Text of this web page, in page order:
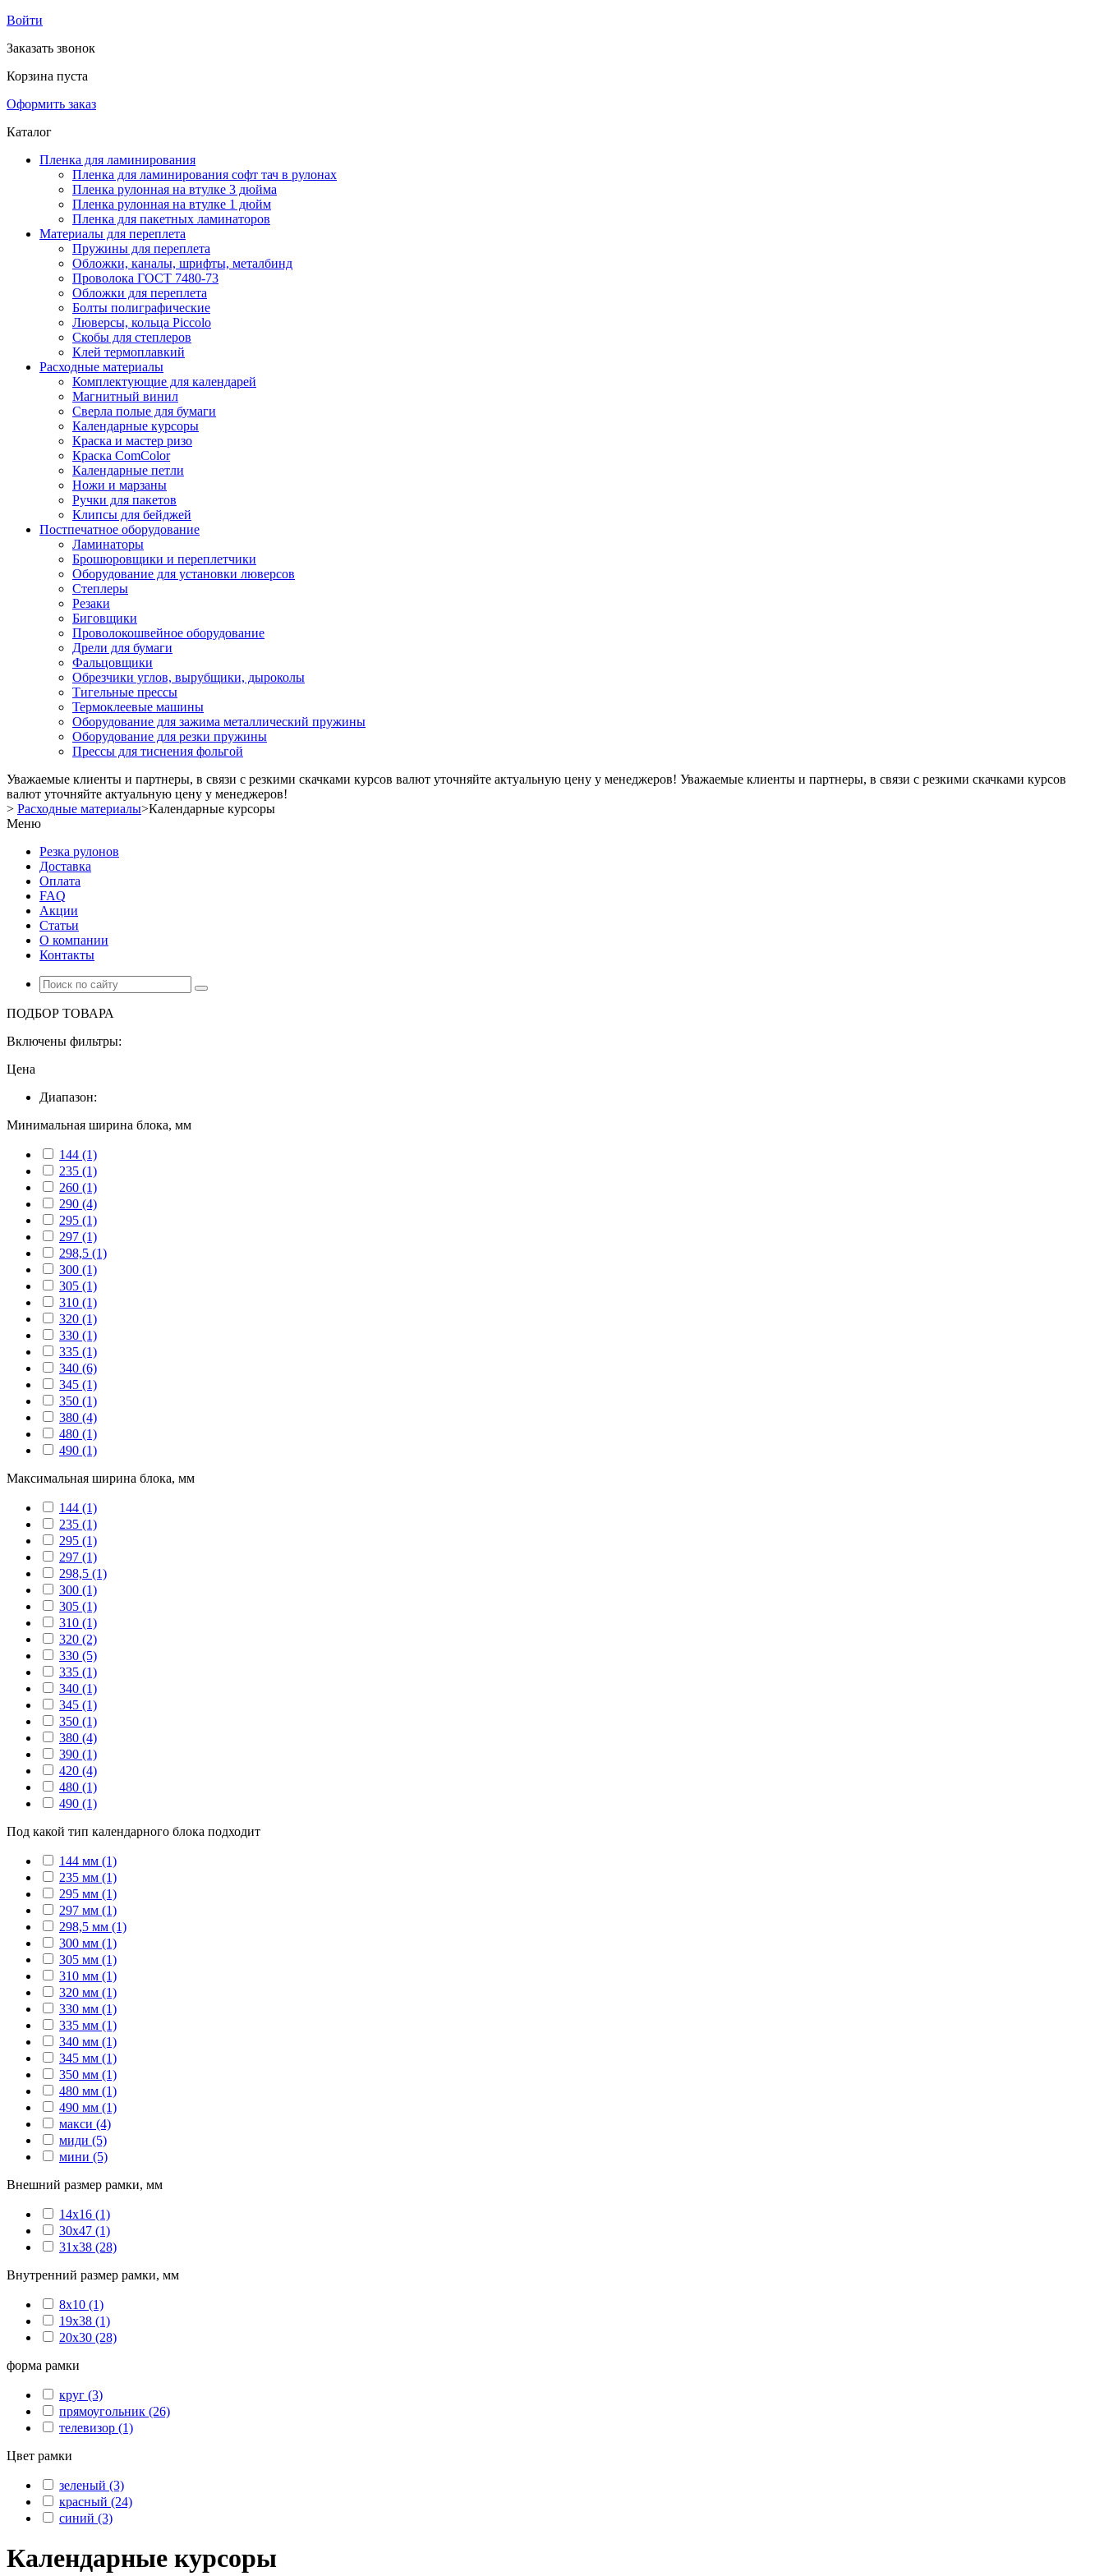
Войти
Заказать звонок
Корзина пуста
Оформить заказ
Каталог
Пленка для ламинирования
Пленка для ламинирования софт тач в рулонах
Пленка рулонная на втулке 3 дюйма
Пленка рулонная на втулке 1 дюйм
Пленка для пакетных ламинаторов
Материалы для переплета
Пружины для переплета
Обложки, каналы, шрифты, металбинд
Проволока ГОСТ 7480-73
Обложки для переплета
Болты полиграфические
Люверсы, кольца Piccolo
Скобы для степлеров
Клей термоплавкий
Расходные материалы
Комплектующие для календарей
Магнитный винил
Сверла полые для бумаги
Календарные курсоры
Краска и мастер ризо
Краска ComColor
Календарные петли
Ножи и марзаны
Ручки для пакетов
Клипсы для бейджей
Постпечатное оборудование
Ламинаторы
Брошюровщики и переплетчики
Оборудование для установки люверсов
Степлеры
Резаки
Биговщики
Проволокошвейное оборудование
Дрели для бумаги
Фальцовщики
Обрезчики углов, вырубщики, дыроколы
Тигельные прессы
Термоклеевые машины
Оборудование для зажима металлический пружины
Оборудование для резки пружины
Прессы для тиснения фольгой
Уважаемые клиенты и партнеры, в связи с резкими скачками курсов валют уточняйте актуальную цену у менеджеров! Уважаемые клиенты и партнеры, в связи с резкими скачками курсов
валют уточняйте актуальную цену у менеджеров!
> Расходные материалы>Календарные курсоры
Меню
Резка рулонов
Доставка
Оплата
FAQ
Акции
Статьи
О компании
Контакты
ПОДБОР ТОВАРА
Включены фильтры:
Цена
Диапазон:
Минимальная ширина блока, мм
144 (1)
235 (1)
260 (1)
290 (4)
295 (1)
297 (1)
298,5 (1)
300 (1)
305 (1)
310 (1)
320 (1)
330 (1)
335 (1)
340 (6)
345 (1)
350 (1)
380 (4)
480 (1)
490 (1)
Максимальная ширина блока, мм
144 (1)
235 (1)
295 (1)
297 (1)
298,5 (1)
300 (1)
305 (1)
310 (1)
320 (2)
330 (5)
335 (1)
340 (1)
345 (1)
350 (1)
380 (4)
390 (1)
420 (4)
480 (1)
490 (1)
Под какой тип календарного блока подходит
144 мм (1)
235 мм (1)
295 мм (1)
297 мм (1)
298,5 мм (1)
300 мм (1)
305 мм (1)
310 мм (1)
320 мм (1)
330 мм (1)
335 мм (1)
340 мм (1)
345 мм (1)
350 мм (1)
480 мм (1)
490 мм (1)
макси (4)
миди (5)
мини (5)
Внешний размер рамки, мм
14х16 (1)
30х47 (1)
31х38 (28)
Внутренний размер рамки, мм
8х10 (1)
19х38 (1)
20х30 (28)
форма рамки
круг (3)
прямоугольник (26)
телевизор (1)
Цвет рамки
зеленый (3)
красный (24)
синий (3)
Календарные курсоры